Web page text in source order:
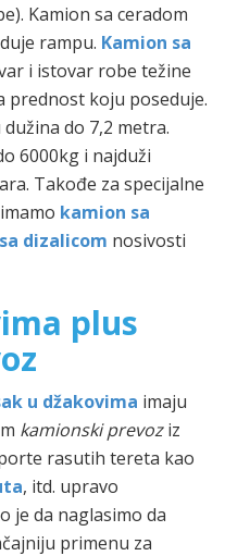
Kamion sa ceradom
rampu. Kamion sa
i istovar robe težine
prednost koju poseduje.
do 7,2 metra.
6000kg i najduži
Takođe za specijalne
kamion sa
dizalicom nosivosti
plus
u džakovima imaju
kamionski prevoziz
rasutih tereta kao
, itd. upravo
je da naglasimo da
primenu za